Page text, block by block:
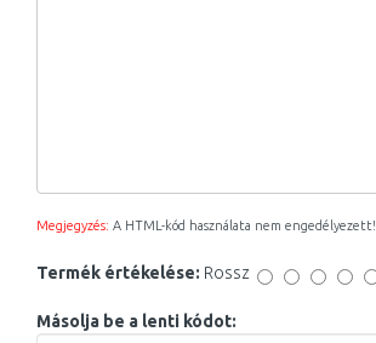
Megjegyzés: A HTML-kód használata nem engedélyezett!
Termék értékelése: Rossz
Másolja be a lenti kódot: